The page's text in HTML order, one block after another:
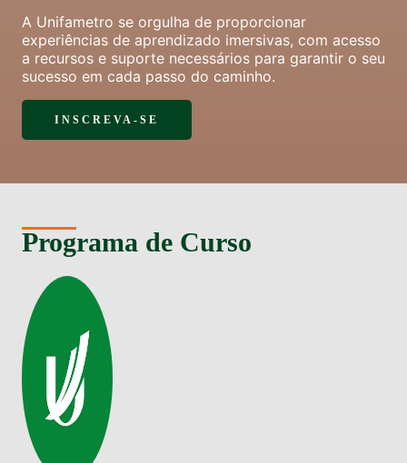
A Unifametro se orgulha de proporcionar
experiências de aprendizado imersivas, com acesso
a recursos e suporte necessários para garantir o seu
sucesso em cada passo do caminho.
INSCREVA-SE
Programa de Curso